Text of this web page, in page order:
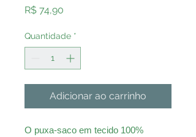
R$ 74,90
Quantidade *
Adicionar ao carrinho
O puxa-saco em tecido 100%